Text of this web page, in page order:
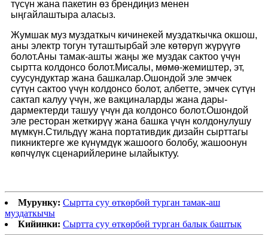
түсүн жана пакетин өз брендиңиз менен
ыңгайлаштыра аласыз.
Жумшак муз муздаткыч кичинекей муздаткычка окшош,
аны электр тогун туташтырбай эле көтөрүп жүрүүгө
болот.Аны тамак-ашты жаңы же муздак сактоо үчүн
сыртта колдонсо болот.Мисалы, мөмө-жемиштер, эт,
суусундуктар жана башкалар.Ошондой эле эмчек
сүтүн сактоо үчүн колдонсо болот, албетте, эмчек сүтүн
сактап калуу үчүн, же вакциналарды жана дары-
дармектерди ташуу үчүн да колдонсо болот.Ошондой
эле ресторан жеткирүү жана башка үчүн колдонулушу
мүмкүн.Стильдүү жана портативдик дизайн сырттагы
пикниктерге же күнүмдүк жашоого болобу, жашоонун
көпчүлүк сценарийлерине ылайыктуу.
Мурунку: Сыртта суу өткөрбөй турган тамак-аш
муздаткычы
Кийинки: Сыртта суу өткөрбөй турган балык баштык